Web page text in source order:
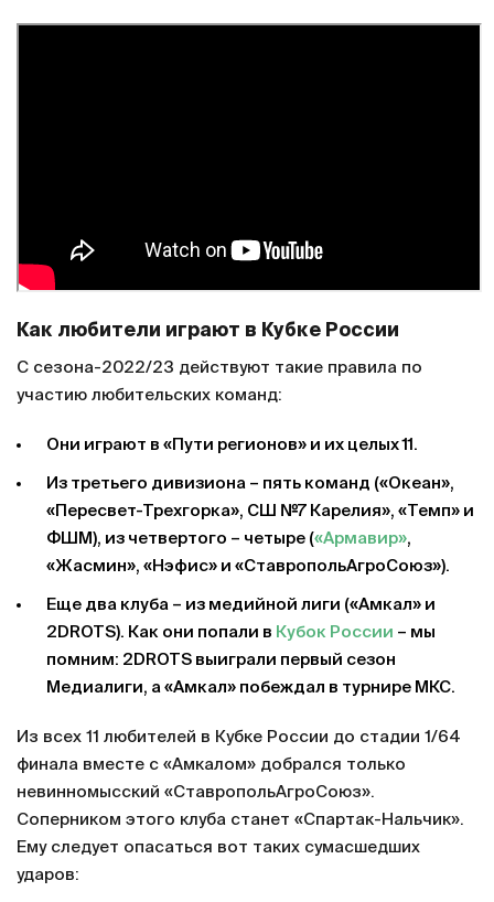
Как любители играют в Кубке России
С сезона-2022/23 действуют такие правила по
участию любительских команд:
Они играют в «Пути регионов» и их целых 11.
Из третьего дивизиона – пять команд («Океан»,
«Пересвет-Трехгорка», СШ №7 Карелия», «Темп» и
ФШМ), из четвертого – четыре («Армавир»,
«Жасмин», «Нэфис» и «СтавропольАгроСоюз»).
Еще два клуба – из медийной лиги («Амкал» и
2DROTS). Как они попали в Кубок России – мы
помним: 2DROTS выиграли первый сезон
Медиалиги, а «Амкал» побеждал в турнире МКС.
Из всех 11 любителей в Кубке России до стадии 1/64
финала вместе с «Амкалом» добрался только
невинномысский «СтавропольАгроСоюз».
Соперником этого клуба станет «Спартак-Нальчик».
Ему следует опасаться вот таких сумасшедших
ударов: